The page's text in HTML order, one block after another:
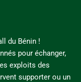
du Bénin !
pour échanger,
exploits des
supporter ou un